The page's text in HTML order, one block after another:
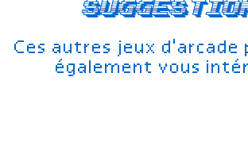
Ces autres jeux d'arcade
également vous